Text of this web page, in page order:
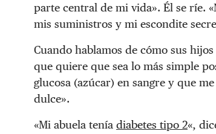
parte central de mi vida». Él se ríe.
mis suministros y mi escondite
Cuando hablamos de cómo sus
que quiere que sea lo más simple
glucosa (azúcar) en sangre y que
dulce».
«Mi abuela tenía diabetes tipo 2«,